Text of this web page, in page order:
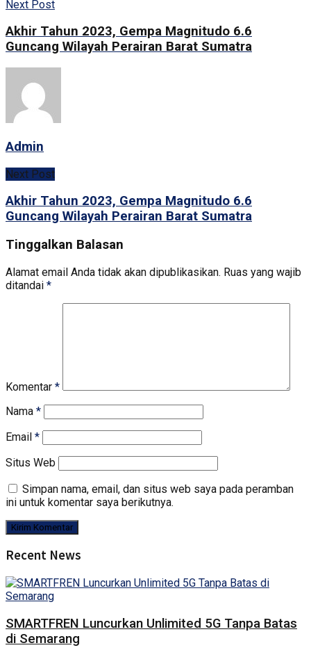
Next Post
Akhir Tahun 2023, Gempa Magnitudo 6.6
Guncang Wilayah Perairan Barat Sumatra
Admin
Next Post
Akhir Tahun 2023, Gempa Magnitudo 6.6
Guncang Wilayah Perairan Barat Sumatra
Tinggalkan Balasan
Alamat email Anda tidak akan dipublikasikan. Ruas yang wajib
ditandai *
Komentar *
Nama *
Email *
Situs Web
Simpan nama, email, dan situs web saya pada peramban
ini untuk komentar saya berikutnya.
Recent News
SMARTFREN Luncurkan Unlimited 5G Tanpa Batas
di Semarang